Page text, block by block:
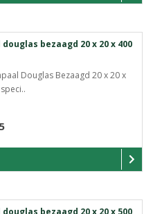
bezaagd 20 x 20 x 400
Douglas Bezaagd 20 x 20 x